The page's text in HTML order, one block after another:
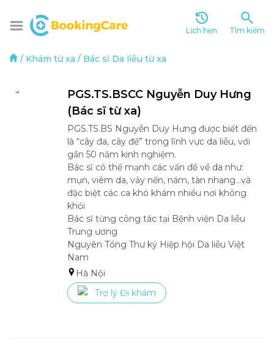
Lịch hẹn Tìm kiếm
/ Khám từ xa / Bác sĩ Da liễu từ xa
PGS.TS.BSCC Nguyễn Duy Hưng
(Bác sĩ từ xa)
PGS.TS.BS Nguyễn Duy Hưng được biết đến
là “cây đa, cây đề” trong lĩnh vực da liễu, với
gần 50 năm kinh nghiệm.
Bác sĩ có thế mạnh các vấn đề về da như:
mụn, viêm da, vảy nến, nám, tàn nhang...và
đặc biệt các ca khó khám nhiều nơi không
khỏi
Bác sĩ từng công tác tại Bệnh viện Da liễu
Trung ương
Nguyên Tổng Thư ký Hiệp hội Da liễu Việt
Nam
Hà Nội
Trợ lý Đi khám